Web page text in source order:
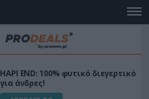
Μεταμόρφωσε τον κήπο σου με το
Ultra Box Μίνι Αλυσοπρίονο με
μπαταρία λιθίου